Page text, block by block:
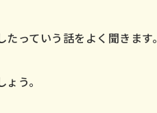
っていう話をよく聞きます。
う。
9:00-18:00